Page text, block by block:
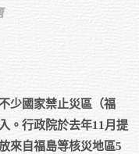
少國家禁止災區（福
。行政院於去年11月提
來自福島等核災地區5